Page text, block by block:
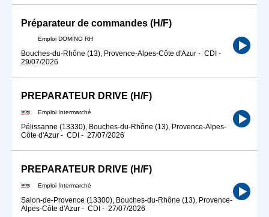
Préparateur de commandes (H/F)
Emploi DOMINO RH
Bouches-du-Rhône (13), Provence-Alpes-Côte d'Azur - CDI -
29/07/2026
PREPARATEUR DRIVE (H/F)
Emploi Intermarché
Pélissanne (13330), Bouches-du-Rhône (13), Provence-Alpes-
Côte d'Azur - CDI - 27/07/2026
PREPARATEUR DRIVE (H/F)
Emploi Intermarché
Salon-de-Provence (13300), Bouches-du-Rhône (13), Provence-
Alpes-Côte d'Azur - CDI - 27/07/2026